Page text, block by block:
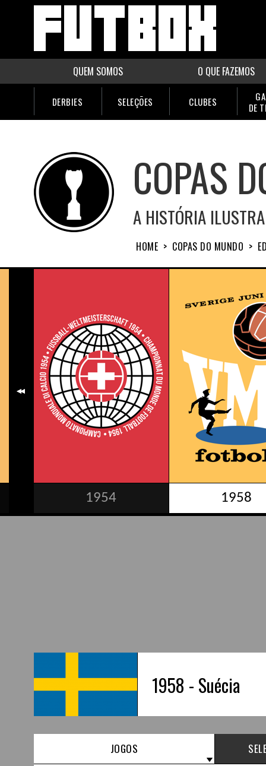
QUEM SOMOS O QUE FAZEMOS
DERBIES SELEÇÕES CLUBES
DE
COPAS
A HISTÓRIA
HOME > COPAS DO MUNDO >
1954 1958
1958 - Suécia
JOGOS